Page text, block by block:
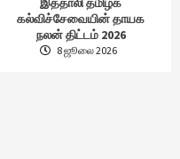
கல்விச்சேவையின் தாயக
நலன் திட்டம் 2026
8 ஜூலை 2026